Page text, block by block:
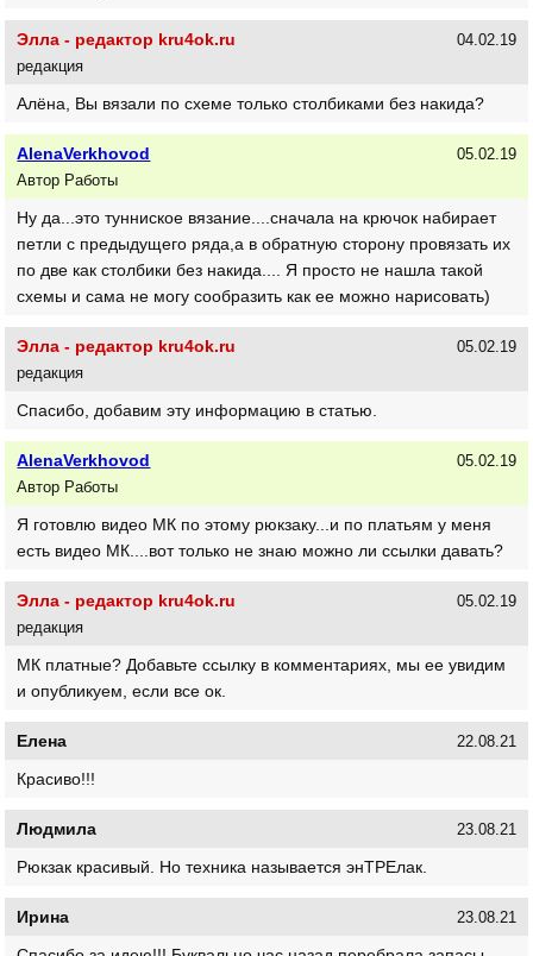
Элла - редактор kru4ok.ru
редакция
04.02.19
Алёна, Вы вязали по схеме только столбиками без накида?
AlenaVerkhovod
Автор Работы
05.02.19
Ну да...это тунниское вязание....сначала на крючок набирает
петли с предыдущего ряда,а в обратную сторону провязать их
по две как столбики без накида.... Я просто не нашла такой
схемы и сама не могу сообразить как ее можно нарисовать)
Элла - редактор kru4ok.ru
редакция
05.02.19
Спасибо, добавим эту информацию в статью.
AlenaVerkhovod
Автор Работы
05.02.19
Я готовлю видео МК по этому рюкзаку...и по платьям у меня
есть видео МК....вот только не знаю можно ли ссылки давать?
Элла - редактор kru4ok.ru
редакция
05.02.19
МК платные? Добавьте ссылку в комментариях, мы ее увидим
и опубликуем, если все ок.
Елена 22.08.21
Красиво!!!
Людмила 23.08.21
Рюкзак красивый. Но техника называется энТРЕлак.
Ирина 23.08.21